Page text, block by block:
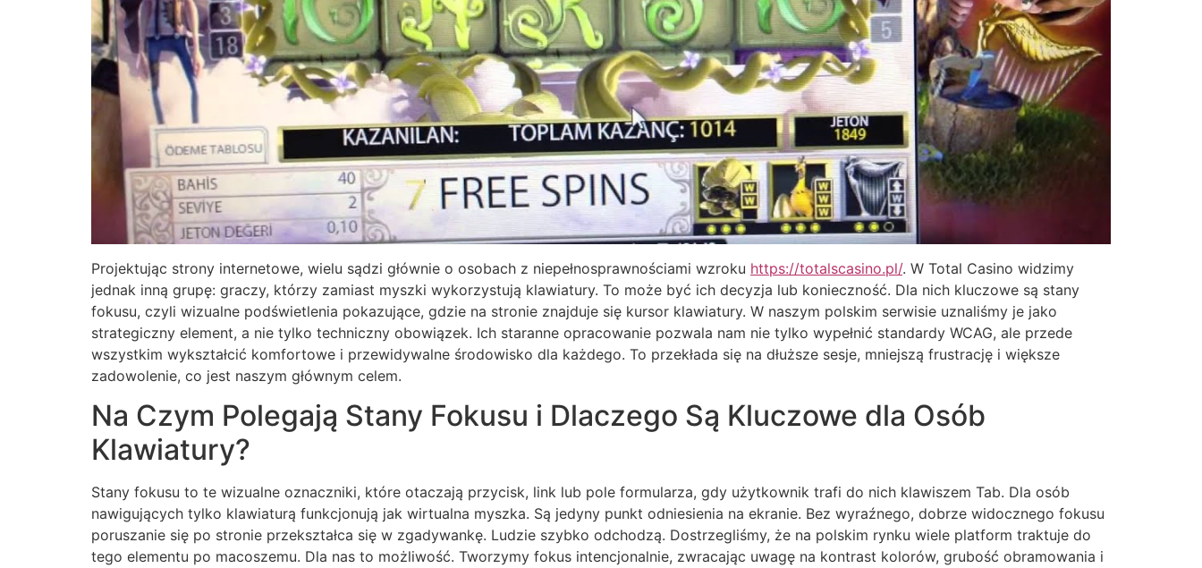
Projektując strony internetowe, wielu sądzi głównie o osobach z niepełnosprawnościami wzroku https://totalscasino.pl/. W Total Casino widzimy
jednak inną grupę: graczy, którzy zamiast myszki wykorzystują klawiatury. To może być ich decyzja lub konieczność. Dla nich kluczowe są stany
fokusu, czyli wizualne podświetlenia pokazujące, gdzie na stronie znajduje się kursor klawiatury. W naszym polskim serwisie uznaliśmy je jako
strategiczny element, a nie tylko techniczny obowiązek. Ich staranne opracowanie pozwala nam nie tylko wypełnić standardy WCAG, ale przede
wszystkim wykształcić komfortowe i przewidywalne środowisko dla każdego. To przekłada się na dłuższe sesje, mniejszą frustrację i większe
zadowolenie, co jest naszym głównym celem.
Na Czym Polegają Stany Fokusu i Dlaczego Są Kluczowe dla Osób
Klawiatury?
Stany fokusu to te wizualne oznaczniki, które otaczają przycisk, link lub pole formularza, gdy użytkownik trafi do nich klawiszem Tab. Dla osób
nawigujących tylko klawiaturą funkcjonują jak wirtualna myszka. Są jedyny punkt odniesienia na ekranie. Bez wyraźnego, dobrze widocznego fokusu
poruszanie się po stronie przekształca się w zgadywankę. Ludzie szybko odchodzą. Dostrzegliśmy, że na polskim rynku wiele platform traktuje do
tego elementu po macoszemu. Dla nas to możliwość. Tworzymy fokus intencjonalnie, zwracając uwagę na kontrast kolorów, grubość obramowania i